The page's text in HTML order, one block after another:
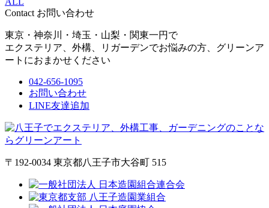
Contact お問い合わせ
東京・神奈川・埼玉・山梨・関東一円で
エクステリア、外構、リガーデンでお悩みの方、グリーンア
ートにおまかせください
042-656-1095
お問い合わせ
LINE友達追加
〒192-0034 東京都八王子市大谷町 515